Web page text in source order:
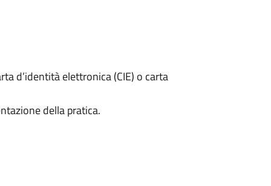
d’identità elettronica (CIE) o carta
della pratica.